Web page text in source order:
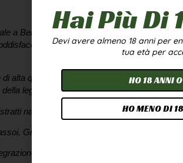
il nostro CBD Shop a Bellusco?
a Bellusco
Il nostro catalogo è pensato per
alta qualità:
Selezionate e coltivate nel
legge.
naturali per ritrovare l’equilibrio.
Grinder e molto altro da ZenCBD
Hai Più Di
Devi avere almeno 18 anni per
tua età per
HO 18 ANNI
HO MENO DI